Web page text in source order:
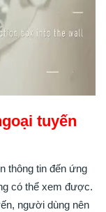
tuyến
thông tin đến ứng
có thể xem được.
người dùng nên